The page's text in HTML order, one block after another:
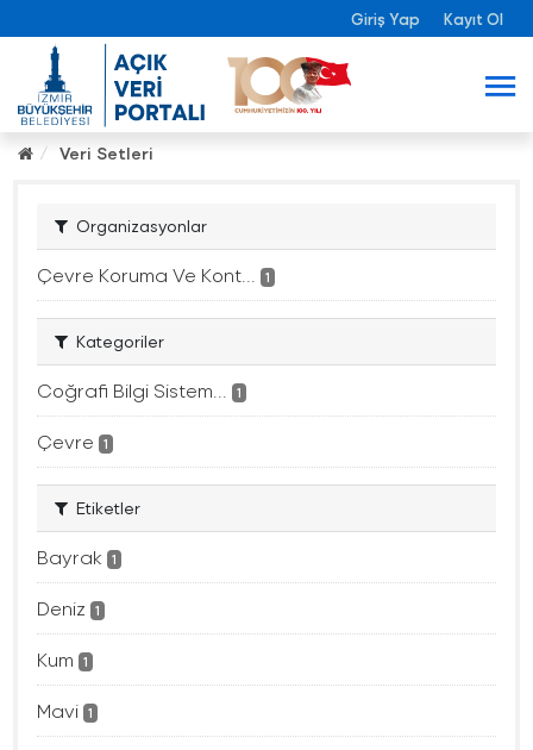
Giriş Yap Kayıt Ol
Veri Setleri
Organizasyonlar
Çevre Koruma Ve Kont... 1
Kategoriler
Coğrafi Bilgi Sistem... 1
Çevre 1
Etiketler
Bayrak 1
Deniz 1
Kum 1
Mavi 1